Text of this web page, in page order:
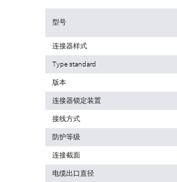
型号
连接器样式
Type standard
版本
连接器锁定装置
接线方式
防护等级
连接截面
电缆出口直径